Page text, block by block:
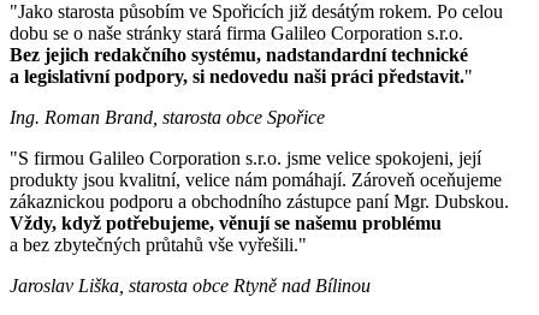
"Jako starosta působím ve Spořicích již desátým rokem. Po celou
dobu se o naše stránky stará firma Galileo Corporation s.r.o.
Bez jejich redakčního systému, nadstandardní technické
a legislativní podpory, si nedovedu naši práci představit."
Ing. Roman Brand, starosta obce Spořice
"S firmou Galileo Corporation s.r.o. jsme velice spokojeni, její
produkty jsou kvalitní, velice nám pomáhají. Zároveň oceňujeme
zákaznickou podporu a obchodního zástupce paní Mgr. Dubskou.
Vždy, když potřebujeme, věnují se našemu problému
a bez zbytečných průtahů vše vyřešili."
Jaroslav Liška, starosta obce Rtyně nad Bílinou